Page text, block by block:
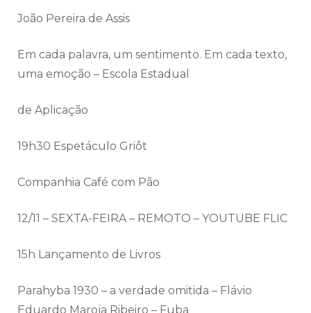
João Pereira de Assis
Em cada palavra, um sentimento. Em cada texto,
uma emoção – Escola Estadual
de Aplicação
19h30 Espetáculo Griôt
Companhia Café com Pão
12/11 – SEXTA-FEIRA – REMOTO – YOUTUBE FLIC
15h Lançamento de Livros
Parahyba 1930 – a verdade omitida – Flávio
Eduardo Maroja Ribeiro – Fuba